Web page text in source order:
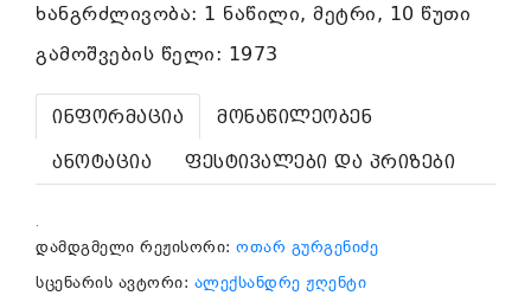
ხანგრძლივობა: 1 ნაწილი, მეტრი, 10 წუთი
გამოშვების წელი: 1973
ინფორმაცია
მონაწილეობენ
ანოტაცია
ფესტივალები და პრიზები
.
დამდგმელი რეჟისორი: ოთარ გურგენიძე
სცენარის ავტორი: ალექსანდრე ჟღენტი